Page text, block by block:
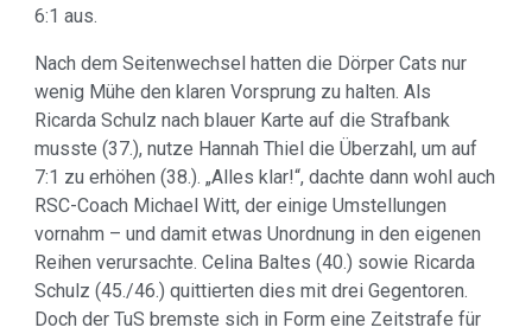
6:1 aus.
Nach dem Seitenwechsel hatten die Dörper Cats nur
wenig Mühe den klaren Vorsprung zu halten. Als
Ricarda Schulz nach blauer Karte auf die Strafbank
musste (37.), nutze Hannah Thiel die Überzahl, um auf
7:1 zu erhöhen (38.). „Alles klar!“, dachte dann wohl auch
RSC-Coach Michael Witt, der einige Umstellungen
vornahm – und damit etwas Unordnung in den eigenen
Reihen verursachte. Celina Baltes (40.) sowie Ricarda
Schulz (45./46.) quittierten dies mit drei Gegentoren.
Doch der TuS bremste sich in Form eine Zeitstrafe für